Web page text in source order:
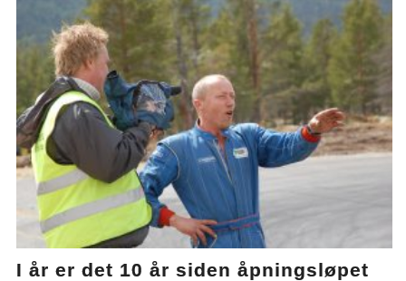
I år er det 10 år siden åpningsløpet